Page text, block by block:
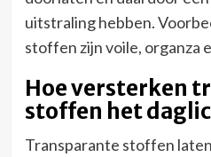
uitstraling hebben.
stoffen zijn voile, organza
Hoe versterken
stoffen het
Transparante stoffen